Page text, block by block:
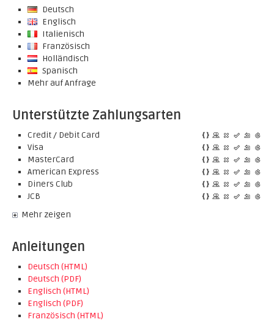
Deutsch
Englisch
Italienisch
Französisch
Holländisch
Spanisch
Mehr auf Anfrage
Unterstützte Zahlungsarten
Credit / Debit Card
Visa
MasterCard
American Express
Diners Club
JCB
Mehr zeigen
Anleitungen
Deutsch (HTML)
Deutsch (PDF)
Englisch (HTML)
Englisch (PDF)
Französisch (HTML)